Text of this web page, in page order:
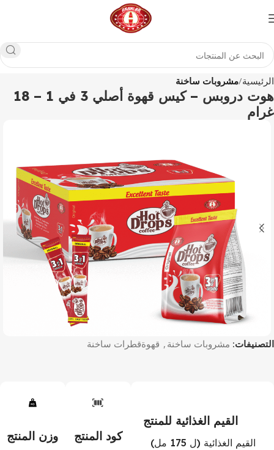
الرئيسية مشروبات ساخنة
هوت دروبس – كيس قهوة أصلي 3 في 1 – 18
غرام
التصنيفات: مشروبات ساخنة , قهوةقطرات ساخنة
القيم الغذائية للمنتج
القيم الغذائية (ل 175 مل) كود المنتج وزن المنتج